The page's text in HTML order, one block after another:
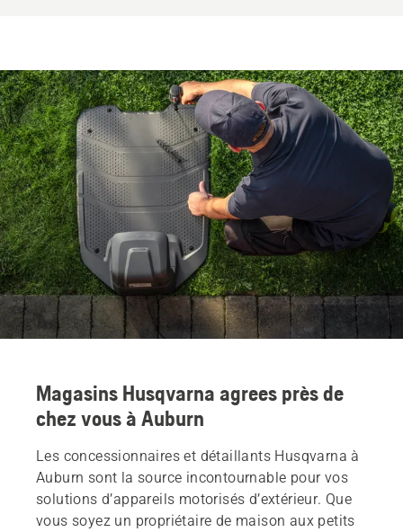
Magasins Husqvarna agrees près de
chez vous à Auburn
Les concessionnaires et détaillants Husqvarna à
Auburn sont la source incontournable pour vos
solutions d’appareils motorisés d’extérieur. Que
vous soyez un propriétaire de maison aux petits